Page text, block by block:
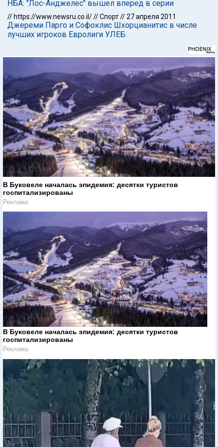
НБА: "Лос-Анджелес" вышел вперед в серии
// https://www.newsru.co.il///Спорт//27 апреля 2011
Джереми Парго и Софоклис Шхорцианитис в числе
лучших игроков Евролиги УЛЕБ
В Буковеле началась эпидемия: десятки туристов
госпитализированы
Реклама
В Буковеле началась эпидемия: десятки туристов
госпитализированы
Реклама